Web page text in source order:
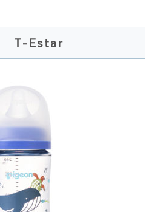
T-Estar